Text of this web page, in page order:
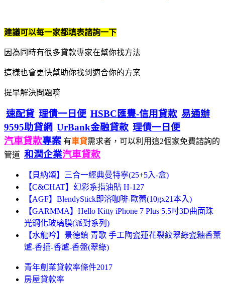
建議可以每一家都填表諮詢一下
因為同時有很多貸款專家在幫你找方法
這樣也會更快幫助你找到適合你的方案
提早解決問題唷
速配貸 理債一日便 HSBC匯豐-信用貸款 易通辦
9595助貸網 UrBank金融貸款 理債一日便
汽車貸款專案 有車貸需求者，可以利用這2個家免費諮詢的
管道 和潤企業汽車貸款
【貝納頌】三合一經典曼特寧(25+5入-盒)
【C&CHAT】幻彩系指油貼 H-127
【AGF】BlendyStick即溶咖啡-歐蕾(10gx21本入)
【GARMMA】Hello Kitty iPhone 7 Plus 5.5吋3D曲面珠
光鋼化玻璃膜(派對系列)
【水龍吟】景德鎮 青歌 手工陶瓷蓮花裂紋翠綠瓷釉香薰
爐-香插-香爐-香盤(翠綠)
青年創業貸款率條件2017
房屋貸款率